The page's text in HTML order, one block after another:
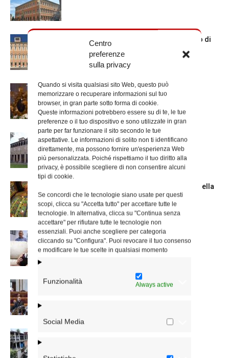
Centro
preferenze
sulla privacy
Quando si visita qualsiasi sito Web, questo può
memorizzare o recuperare informazioni sul tuo
browser, in gran parte sotto forma di cookie.
Queste informazioni potrebbero essere su di te, le tue
preferenze o il tuo dispositivo e sono utilizzate in gran
parte per far funzionare il sito secondo le tue
aspettative. Le informazioni di solito non ti identificano
direttamente, ma possono fornire un'esperienza Web
più personalizzata. Poiché rispettiamo il tuo diritto alla
privacy, è possibile scegliere di non consentire alcuni
tipi di cookie.
Se concordi che le tecnologie siano usate per questi
scopi, clicca su "Accetta tutto" per accettare tutte le
tecnologie. In alternativa, clicca su "Continua senza
accettare" per rifiutare tutte le tecnologie non
essenziali. Puoi anche scegliere per categoria
cliccando su "Configura". Puoi revocare il tuo consenso
e modificare le tue scelte in qualsiasi momento
Funzionalità Always active
Social Media
Chiusura estiva degli Uffici del Vicariato di
La Madonna della Neve a Santa Maria
Maggiore
La Giornata mondiale dei nonni e degli
anziani: l’omelia del cardinale...
Azzardo: a Termini il centro d’ascolto della
Caritas
A San Saba la Messa per la Giornata dei
nonni e...
Dichiarazione di Roma, l’intervento del